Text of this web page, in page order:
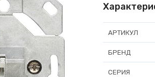
АРТИКУЛ
БРЕНД
СЕРИЯ